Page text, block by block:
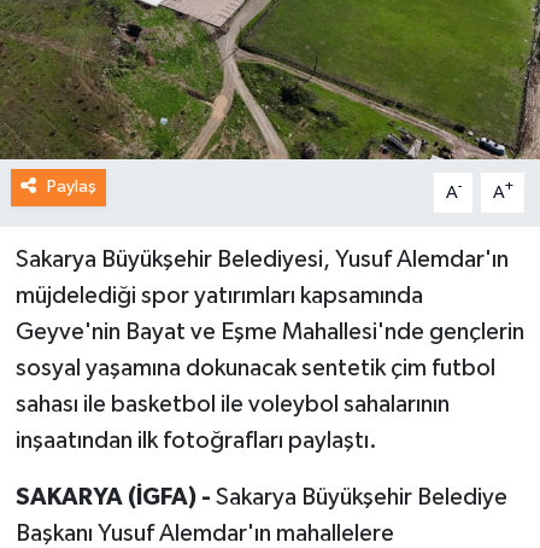
Paylaş A- A+
Sakarya Büyükşehir Belediyesi, Yusuf Alemdar'ın
müjdelediği spor yatırımları kapsamında
Geyve'nin Bayat ve Eşme Mahallesi'nde gençlerin
sosyal yaşamına dokunacak sentetik çim futbol
sahası ile basketbol ile voleybol sahalarının
inşaatından ilk fotoğrafları paylaştı.
SAKARYA (İGFA) - Sakarya Büyükşehir Belediye
Başkanı Yusuf Alemdar'ın mahallelere